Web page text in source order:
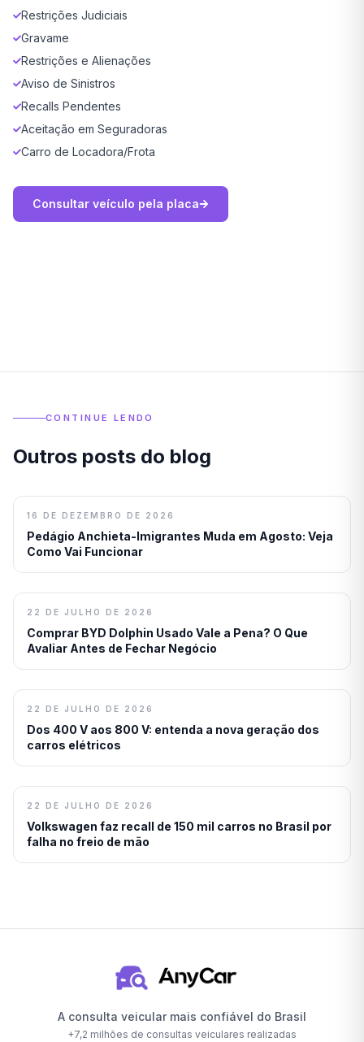
Restrições Judiciais
Gravame
Restrições e Alienações
Aviso de Sinistros
Recalls Pendentes
Aceitação em Seguradoras
Carro de Locadora/Frota
Consultar veículo pela placa
CONTINUE LENDO
Outros posts do blog
16 DE DEZEMBRO DE 2026
Pedágio Anchieta-Imigrantes Muda em Agosto: Veja
Como Vai Funcionar
22 DE JULHO DE 2026
Comprar BYD Dolphin Usado Vale a Pena? O Que
Avaliar Antes de Fechar Negócio
22 DE JULHO DE 2026
Dos 400 V aos 800 V: entenda a nova geração dos
carros elétricos
22 DE JULHO DE 2026
Volkswagen faz recall de 150 mil carros no Brasil por
falha no freio de mão
A consulta veicular mais confiável do Brasil
+7,2 milhões de consultas veiculares realizadas